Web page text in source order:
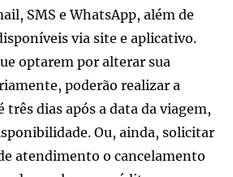
SMS e WhatsApp, além de
via site e aplicativo.
optarem por alterar sua
poderão realizar a
três dias após a data da viagem,
Ou, ainda, solicitar
atendimento o cancelamento